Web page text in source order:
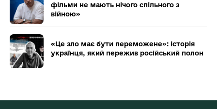
фільми не мають нічого спільного з
війною»
«Це зло має бути переможене»: історія
українця, який пережив російський полон